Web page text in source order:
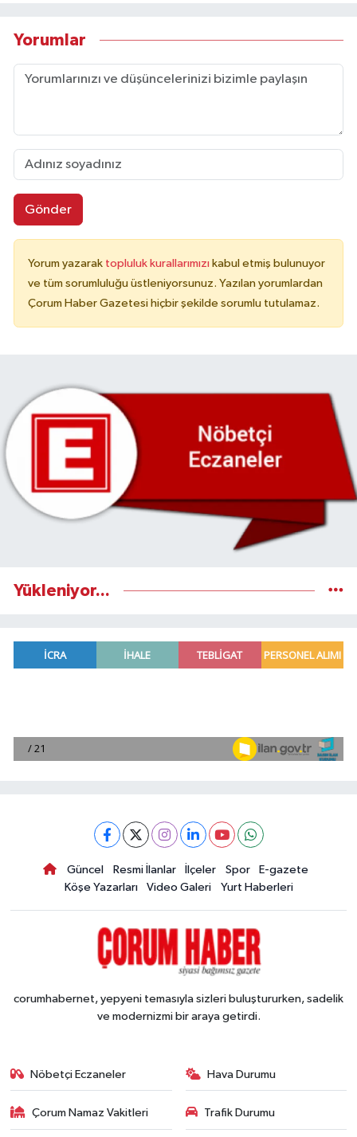
Yorumlar
Gönder
Yorum yazarak topluluk kurallarımızı kabul etmiş bulunuyor
ve tüm sorumluluğu üstleniyorsunuz. Yazılan yorumlardan
Çorum Haber Gazetesi hiçbir şekilde sorumlu tutulamaz.
Yükleniyor...
Güncel Resmi İlanlar İlçeler Spor
E-gazete
Köşe Yazarları
Video Galeri Yurt Haberleri
corumhabernet, yepyeni temasıyla sizleri buluştururken, sadelik
ve modernizmi bir araya getirdi.
Nöbetçi Eczaneler Hava Durumu
Çorum Namaz Vakitleri Trafik Durumu